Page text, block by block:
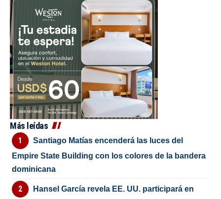
Más leídas
Santiago Matías encenderá las luces del
Empire State Building con los colores de la bandera
dominicana
Hansel García revela EE. UU. participará en